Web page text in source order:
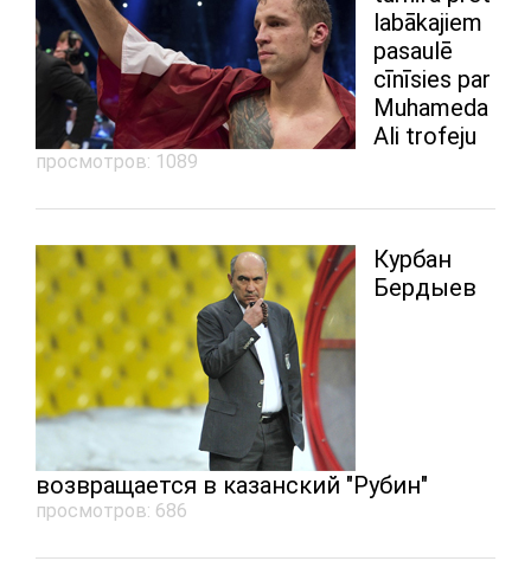
labākajiem
pasaulē
cīnīsies par
Muhameda
Ali trofeju
просмотров: 1089
Курбан
Бердыев
возвращается в казанский "Рубин"
просмотров: 686